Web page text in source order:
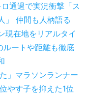
通過で実況衝撃「ス
」 仲間も人柄語る
現在地をリアルタイ
ートや距離も徹底
」マラソンランナー
やす子を抑えた1位